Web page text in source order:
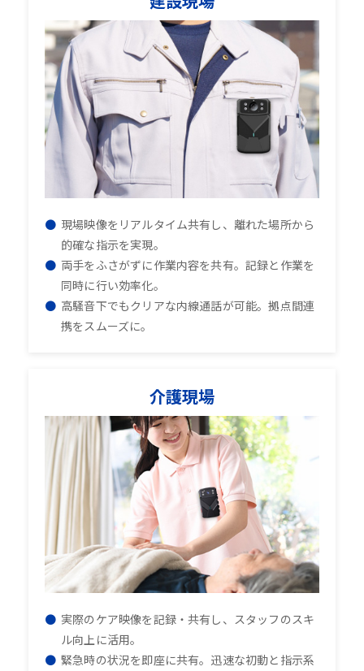
現場映像をリアルタイム共有し、離れた場所から
的確な指示を実現。
両手をふさがずに作業内容を共有。記録と作業を
同時に行い効率化。
高騒音下でもクリアな内線通話が可能。拠点間連
携をスムーズに。
介護現場
実際のケア映像を記録・共有し、スタッフのスキ
ル向上に活用。
緊急時の状況を即座に共有。迅速な初動と指示系